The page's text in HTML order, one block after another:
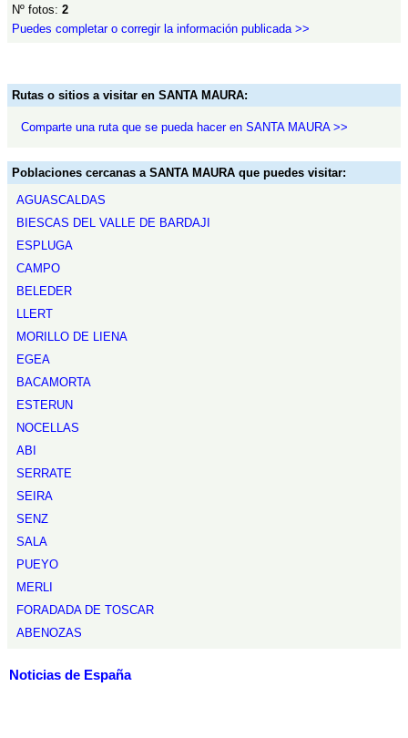
Nº fotos: 2
Puedes completar o corregir la información publicada >>
Rutas o sitios a visitar en SANTA MAURA:
Comparte una ruta que se pueda hacer en SANTA MAURA >>
Poblaciones cercanas a SANTA MAURA que puedes visitar:
AGUASCALDAS
BIESCAS DEL VALLE DE BARDAJI
ESPLUGA
CAMPO
BELEDER
LLERT
MORILLO DE LIENA
EGEA
BACAMORTA
ESTERUN
NOCELLAS
ABI
SERRATE
SEIRA
SENZ
SALA
PUEYO
MERLI
FORADADA DE TOSCAR
ABENOZAS
Noticias de España